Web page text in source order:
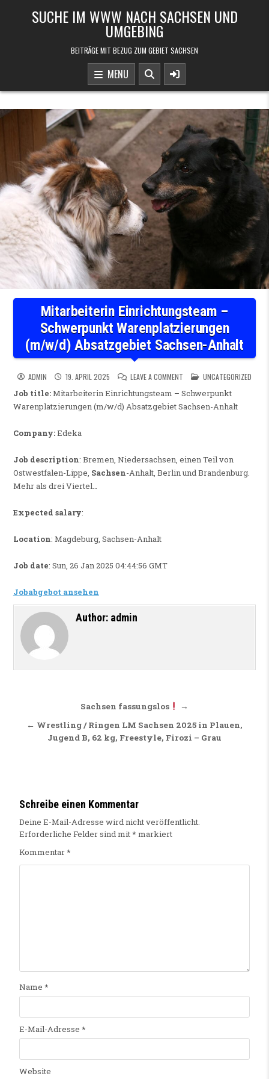
SUCHE IM WWW NACH SACHSEN UND
UMGEBING
BEITRÄGE MIT BEZUG ZUM GEBIET SACHSEN
MENU
Mitarbeiterin Einrichtungsteam –
Schwerpunkt Warenplatzierungen
(m/w/d) Absatzgebiet Sachsen-Anhalt
ADMIN 19. APRIL 2025 LEAVE A COMMENT ON MITARBEITERIN
POSTED IN
UNCATEGORIZED
Job title:Mitarbeiterin Einrichtungsteam – Schwerpunkt
Warenplatzierungen (m/w/d) Absatzgebiet Sachsen-Anhalt
Company:Edeka
Job description: Bremen, Niedersachsen, einen Teil von
Ostwestfalen-Lippe, Sachsen-Anhalt, Berlin und Brandenburg.
Mehr als drei Viertel…
Expected salary:
Location: Magdeburg, Sachsen-Anhalt
Job date: Sun, 26 Jan 2025 04:44:56 GMT
Jobabgebot ansehen
Author: admin
Beitragsnavigation
Sachsen fassungslos
→
← Wrestling / Ringen LM Sachsen 2025 in Plauen,
Jugend B, 62 kg, Freestyle, Firozi – Grau
Schreibe einen Kommentar
Deine E-Mail-Adresse wird nicht veröffentlicht.
Erforderliche Felder sind mit* markiert
Kommentar*
Name *
E-Mail-Adresse *
Website